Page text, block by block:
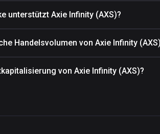
unterstützt Axie Infinity (AXS)?
Handelsvolumen von Axie Infinity
von Axie Infinity (AXS)?